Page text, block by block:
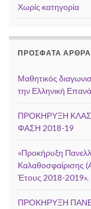
Χωρίς κατηγορία
ΠΡΌΣΦΑΤΑ ΆΡΘΡΑ
Μαθητικός
την Ελληνική
ΠΡΟΚΗΡΥΞΗ
ΦΑΣΗ 2018-19
«Προκήρυξη
Καλαθοσφαίρισης
Έτους 2018-2019».
ΠΡΟΚΗΡΥΞΗ